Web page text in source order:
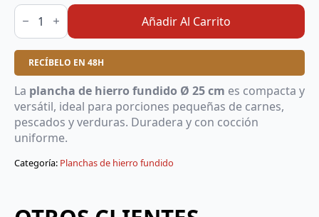
Plancha
Hierro
Fundido
Ø
25
cm
cantidad
Añadir Al Carrito
RECÍBELO EN 48H
La plancha de hierro fundido Ø 25 cm es compacta y
versátil, ideal para porciones pequeñas de carnes,
pescados y verduras. Duradera y con cocción
uniforme.
Categoría: Planchas de hierro fundido